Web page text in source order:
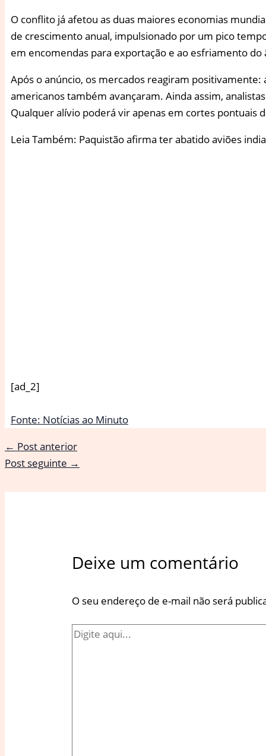
O conflito já afetou as duas maiores economias
de crescimento anual, impulsionado por um pico
em encomendas para exportação e ao esfriamento
Após o anúncio, os mercados reagiram positivamente:
americanos também avançaram. Ainda assim,
Qualquer alívio poderá vir apenas em cortes pontuais
Leia Também: Paquistão afirma ter abatido aviões
[ad_2]
Fonte: Notícias ao Minuto
← Post anterior
Post seguinte →
Deixe um comentário
O seu endereço de e-mail não será
Digite